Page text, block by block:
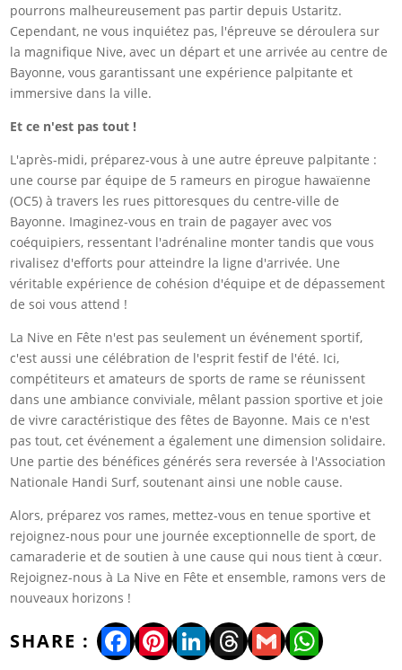
pourrons malheureusement pas partir depuis Ustaritz.
Cependant, ne vous inquiétez pas, l'épreuve se déroulera sur
la magnifique Nive, avec un départ et une arrivée au centre de
Bayonne, vous garantissant une expérience palpitante et
immersive dans la ville.
Et ce n'est pas tout !
L'après-midi, préparez-vous à une autre épreuve palpitante :
une course par équipe de 5 rameurs en pirogue hawaïenne
(OC5) à travers les rues pittoresques du centre-ville de
Bayonne. Imaginez-vous en train de pagayer avec vos
coéquipiers, ressentant l'adrénaline monter tandis que vous
rivalisez d'efforts pour atteindre la ligne d'arrivée. Une
véritable expérience de cohésion d'équipe et de dépassement
de soi vous attend !
La Nive en Fête n'est pas seulement un événement sportif,
c'est aussi une célébration de l'esprit festif de l'été. Ici,
compétiteurs et amateurs de sports de rame se réunissent
dans une ambiance conviviale, mêlant passion sportive et joie
de vivre caractéristique des fêtes de Bayonne. Mais ce n'est
pas tout, cet événement a également une dimension solidaire.
Une partie des bénéfices générés sera reversée à l'Association
Nationale Handi Surf, soutenant ainsi une noble cause.
Alors, préparez vos rames, mettez-vous en tenue sportive et
rejoignez-nous pour une journée exceptionnelle de sport, de
camaraderie et de soutien à une cause qui nous tient à cœur.
Rejoignez-nous à La Nive en Fête et ensemble, ramons vers de
nouveaux horizons !
Facebook
Pinterest
LinkedIn
Threads
Gmail